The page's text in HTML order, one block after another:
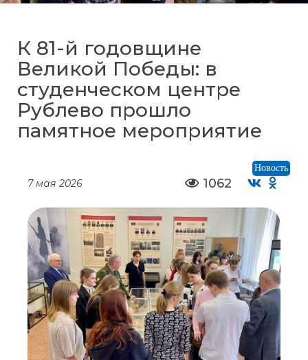
К 81-й годовщине
Великой Победы: в
студенческом центре
Рублево прошло
памятное мероприятие
Новость
7 мая 2026 1062